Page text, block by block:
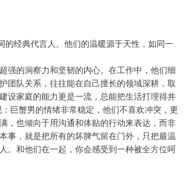
的经典代言人。他们的温暖源于天性，如同一
强的洞察力和坚韧的内心。在工作中，他们细
团队关系，往往能在自己擅长的领域深耕，取
设家庭的能力更是一流，总能把生活打理得井
巨蟹男的情绪非常稳定，他们不喜欢冲突，更
，也倾向于用沟通和体贴的行动来表达，而非
事，就是把所有的坏脾气留在门外，只把最温
。和他们在一起，你会感受到一种被全方位呵